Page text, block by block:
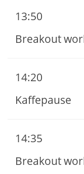
13:50
Breakout
14:20
Kaffepause
14:35
Breakout